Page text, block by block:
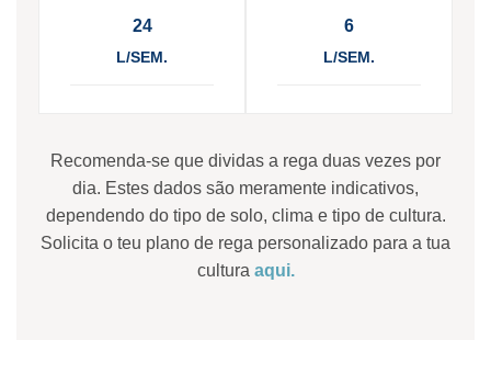
24
L/SEM.
6
L/SEM.
Recomenda-se que dividas a rega duas vezes por
dia. Estes dados são meramente indicativos,
dependendo do tipo de solo, clima e tipo de cultura.
Solicita o teu plano de rega personalizado para a tua
cultura aqui.